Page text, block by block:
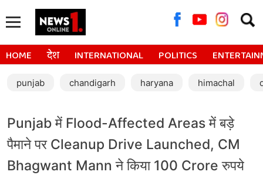
for:
HOME देश INTERNATIONAL POLITICS
punjab chandigarh haryana himachal
Punjab में Flood-Affected Areas में बड़े
पैमाने पर Cleanup Drive Launched, CM
Bhagwant Mann ने किया 100 Crore रुपये